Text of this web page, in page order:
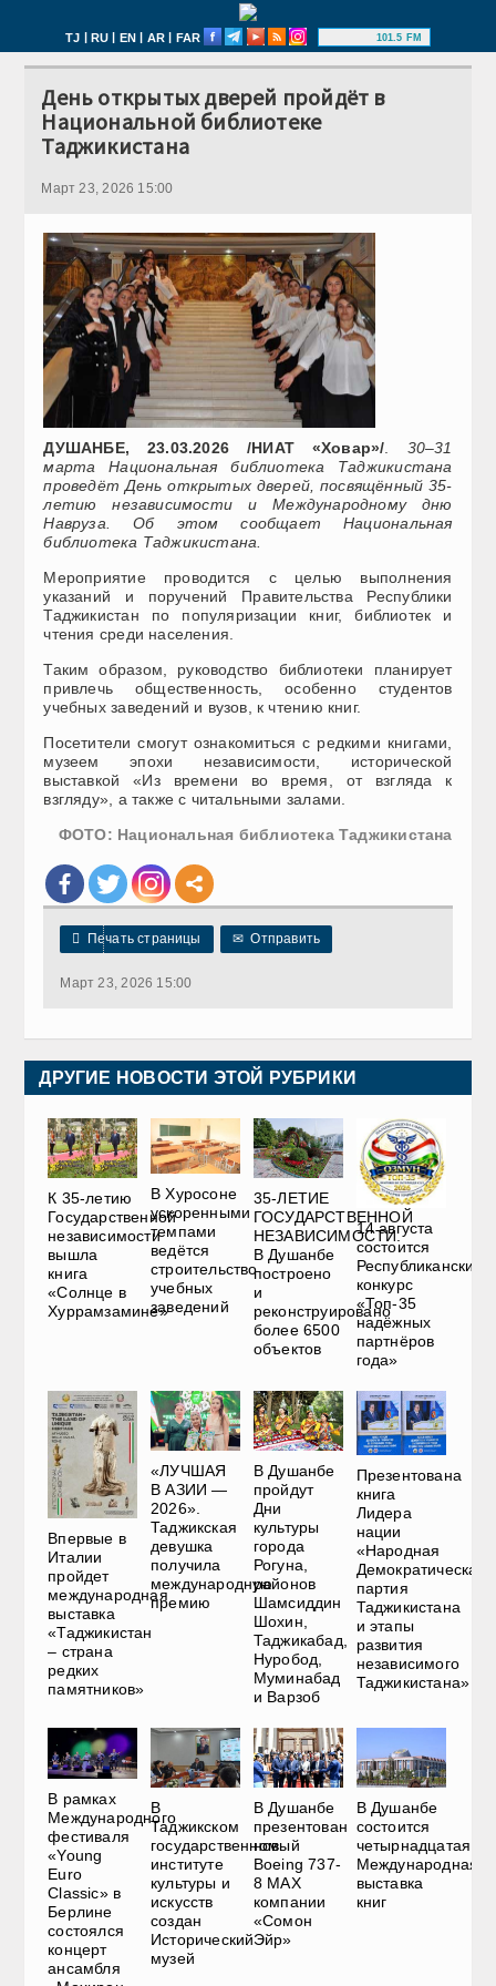
TJ | RU | EN | AR | FAR 101.5 FM
День открытых дверей пройдёт в
Национальной библиотеке
Таджикистана
Март 23, 2026 15:00
ДУШАНБЕ, 23.03.2026 /НИАТ «Ховар»/. 30–31
марта Национальная библиотека Таджикистана
проведёт День открытых дверей, посвящённый 35-
летию независимости и Международному дню
Навруза. Об этом сообщает Национальная
библиотека Таджикистана.
Мероприятие проводится с целью выполнения
указаний и поручений Правительства Республики
Таджикистан по популяризации книг, библиотек и
чтения среди населения.
Таким образом, руководство библиотеки планирует
привлечь общественность, особенно студентов
учебных заведений и вузов, к чтению книг.
Посетители смогут ознакомиться с редкими книгами,
музеем эпохи независимости, исторической
выставкой «Из времени во время, от взгляда к
взгляду», а также с читальными залами.
ФОТО: Национальная библиотека Таджикистана
 Печать страницы ✉ Отправить
Март 23, 2026 15:00
ДРУГИЕ НОВОСТИ ЭТОЙ РУБРИКИ
К 35-летию
Государственной
независимости
вышла
книга
«Солнце в
Хуррамзамине»
В Хуросоне
ускоренными
темпами
ведётся
строительство
учебных
заведений
35-ЛЕТИЕ
ГОСУДАРСТВЕННОЙ
НЕЗАВИСИМОСТИ.
В Душанбе
построено
и
реконструировано
более 6500
объектов
14 августа
состоится
Республиканский
конкурс
«Топ-35
надёжных
партнёров
года»
Впервые в
Италии
пройдет
международная
выставка
«Таджикистан
– страна
редких
памятников»
«ЛУЧШАЯ
В АЗИИ —
2026».
Таджикская
девушка
получила
международную
премию
В Душанбе
пройдут
Дни
культуры
города
Рогуна,
районов
Шамсиддин
Шохин,
Таджикабад,
Нуробод,
Муминабад
и Варзоб
Презентована
книга
Лидера
нации
«Народная
Демократическая
партия
Таджикистана
и этапы
развития
независимого
Таджикистана»
В рамках
Международного
фестиваля
«Young
Euro
Classic» в
Берлине
состоялся
концерт
ансамбля
В
Таджикском
государственном
институте
культуры и
искусств
создан
Исторический
музей
В Душанбе
презентован
новый
Boeing 737-
8 MAX
компании
«Сомон
Эйр»
В Душанбе
состоится
четырнадцатая
Международная
выставка
книг